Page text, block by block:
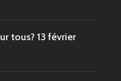
tous? 13 février